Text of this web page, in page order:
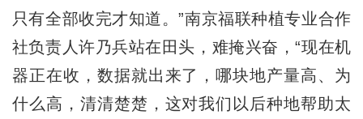
只有全部收完才知道。”南京福联种植专业合作
社负责人许乃兵站在田头，难掩兴奋，“现在机
器正在收，数据就出来了，哪块地产量高、为
什么高，清清楚楚，这对我们以后种地帮助太